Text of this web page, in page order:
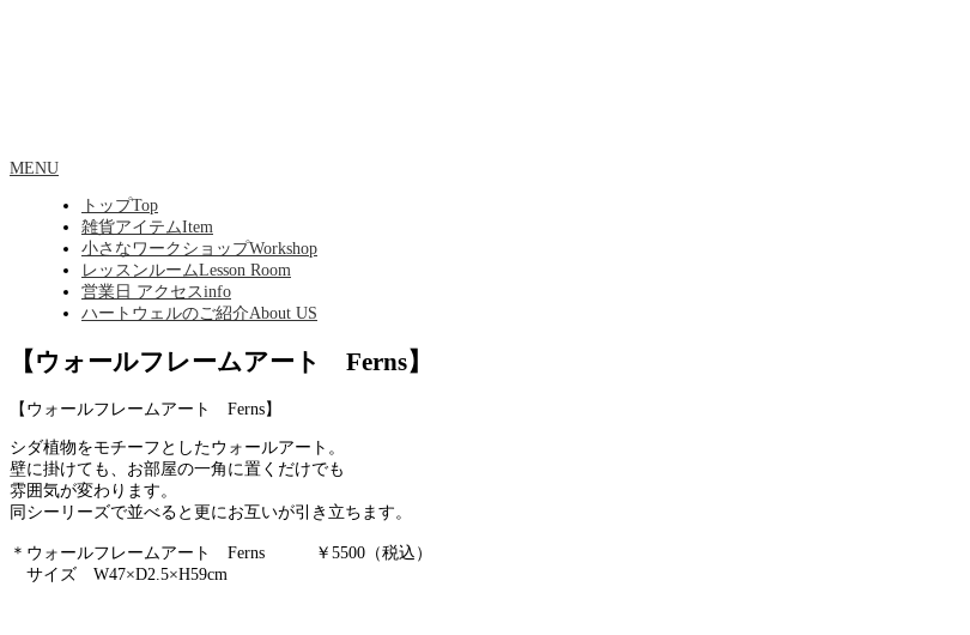
MENU
トップTop
雑貨アイテムItem
小さなワークショップWorkshop
レッスンルームLesson Room
営業日 アクセスinfo
ハートウェルのご紹介About US
【ウォールフレームアート Ferns】
【ウォールフレームアート Ferns】
シダ植物をモチーフとしたウォールアート。
壁に掛けても、お部屋の一角に置くだけでも
雰囲気が変わります。
同シーリーズで並べると更にお互いが引き立ちます。
＊ウォールフレームアート Ferns ￥5500（税込）
サイズ W47×D2.5×H59cm